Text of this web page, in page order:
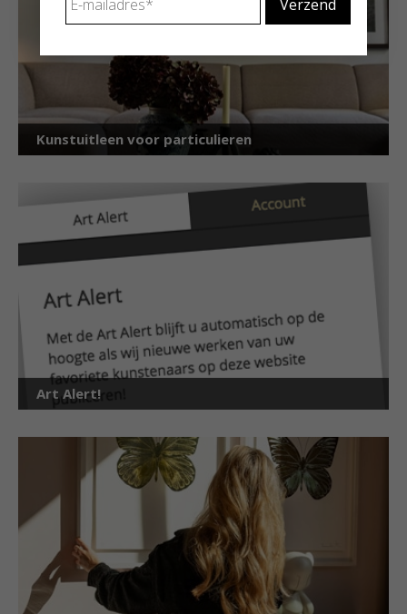
Kunstuitleen voor particulieren
Art Alert!
mailadres *